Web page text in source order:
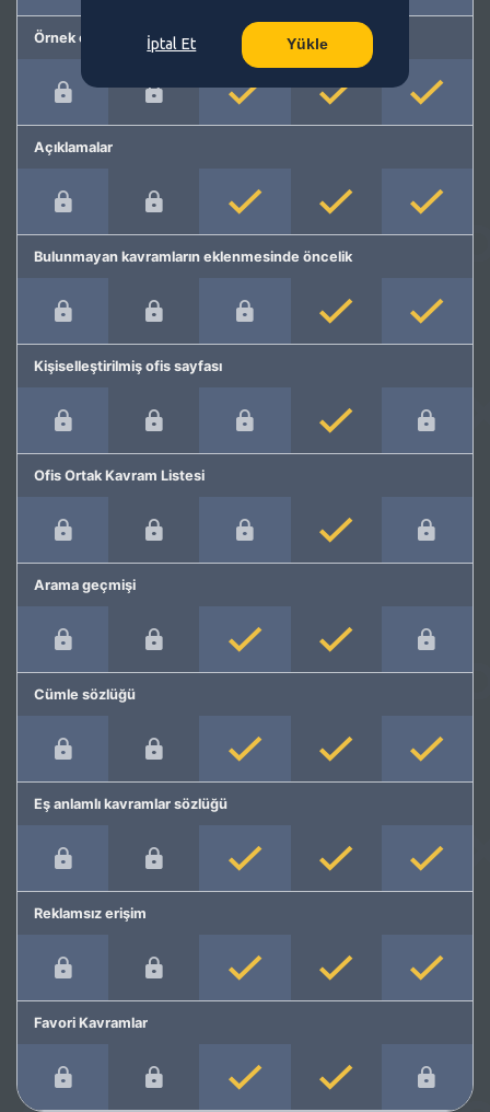
Örnek cümleler
Açıklamalar
Bulunmayan kavramların eklenmesinde öncelik
Kişiselleştirilmiş ofis sayfası
Ofis Ortak Kavram Listesi
Arama geçmişi
Cümle sözlüğü
Eş anlamlı kavramlar sözlüğü
Reklamsız erişim
Favori Kavramlar
İptal Et Yükle